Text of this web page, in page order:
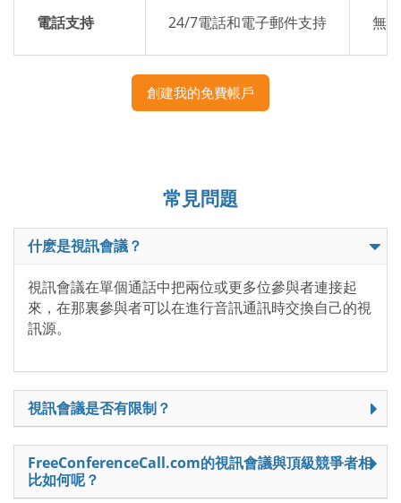
電話支持 24/7電話和電子郵件支持 無
創建我的免費帳戶
常見問題
什麽是視訊會議？
視訊會議在單個通話中把兩位或更多位參與者連接起
來，在那裏參與者可以在進行音訊通訊時交換自己的視
訊源。
視訊會議是否有限制？
FreeConferenceCall.com的視訊會議與頂級競爭者相
比如何呢？